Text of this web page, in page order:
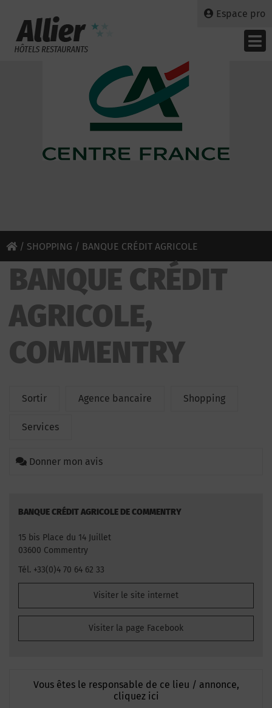
Espace pro
/ SHOPPING / BANQUE CRÉDIT AGRICOLE
BANQUE CRÉDIT
AGRICOLE,
COMMENTRY
Sortir Agence bancaire Shopping
Services
Donner mon avis
BANQUE CRÉDIT AGRICOLE DE COMMENTRY
15 bis Place du 14 Juillet
03600 Commentry
Tél. +33(0)4 70 64 62 33
Visiter le site internet
Visiter la page Facebook
Vous êtes le responsable de ce lieu / annonce,
cliquez ici